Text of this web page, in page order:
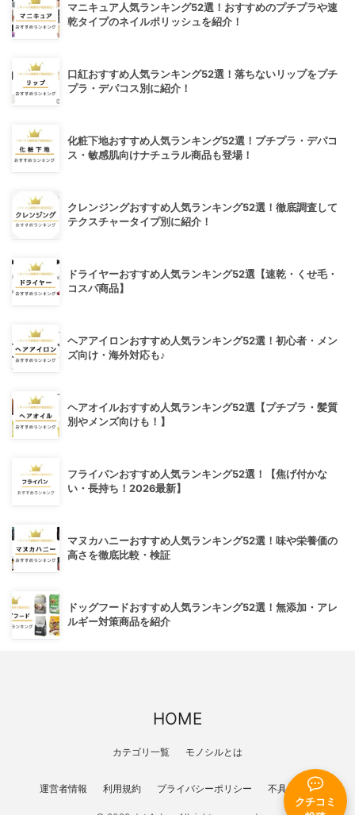
クチコミ
マニキュア人気ランキング52選！おすすめのプチプラや速
乾タイプのネイルポリッシュを紹介！
口紅おすすめ人気ランキング52選！落ちないリップをプチ
プラ・デパコス別に紹介！
化粧下地おすすめ人気ランキング52選！プチプラ・デパコ
ス・敏感肌向けナチュラル商品も登場！
クレンジングおすすめ人気ランキング52選！徹底調査して
テクスチャータイプ別に紹介！
ドライヤーおすすめ人気ランキング52選【速乾・くせ毛・
コスパ商品】
ヘアアイロンおすすめ人気ランキング52選！初心者・メン
ズ向け・海外対応も♪
ヘアオイルおすすめ人気ランキング52選【プチプラ・髪質
別やメンズ向けも！】
フライパンおすすめ人気ランキング52選！【焦げ付かな
い・長持ち！2026最新】
マヌカハニーおすすめ人気ランキング52選！味や栄養価の
高さを徹底比較・検証
ドッグフードおすすめ人気ランキング52選！無添加・アレ
ルギー対策商品を紹介
HOME
カテゴリ一覧 モノシルとは
運営者情報 利用規約 プライバシーポリシー 不具合報告